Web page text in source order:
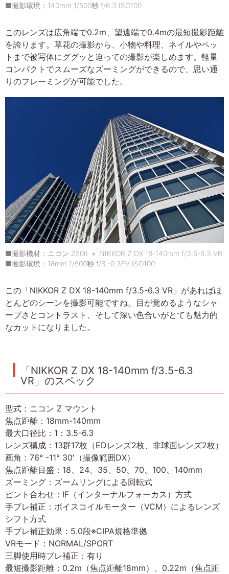
■撮影環境：140mm 1/500秒 f/6.3 ISO100
このレンズは広角端で0.2m、望遠端で0.4mの最短撮影距離
を誇ります。草花の撮影から、小物や料理、ネイルやペッ
トまで被写体にググッと迫っての撮影が楽しめます。軽量
コンパクトでスムーズなズーミングができるので、思い通
りのフレーミングが可能でした。
■撮影機材：ニコン Z50II ＋ NIKKOR Z DX 18-140mm f/3.5-6.3 VR
■撮影環境：18mm 1/500秒 f/8 -0.3EV ISO100
この「NIKKOR Z DX 18-140mm f/3.5-6.3 VR」があればほ
とんどのシーンを撮影可能ですね。目が覚めるようなシャ
ープさとコントラスト、そして深い色合いがとても魅力的
なカットになりました。
「NIKKOR Z DX 18-140mm f/3.5-6.3
VR」のスペック
型式：ニコン Z マウント
焦点距離：18mm-140mm
最大口径比：1：3.5-6.3
レンズ構成：13群17枚（EDレンズ2枚、非球面レンズ2枚）
画角：76° -11° 30′（撮像範囲DX）
焦点距離目盛：18、24、35、50、70、100、140mm
ズーミング：ズームリングによる回転式
ピント合わせ：IF（インターナルフォーカス）方式
手ブレ補正：ボイスコイルモーター（VCM）によるレンズ
シフト方式
手ブレ補正効果：5.0段※CIPA規格準拠
VRモード：NORMAL/SPORT
三脚使用時ブレ補正：有り
最短撮影距離：0.2m（焦点距離18mm）、0.22m（焦点距